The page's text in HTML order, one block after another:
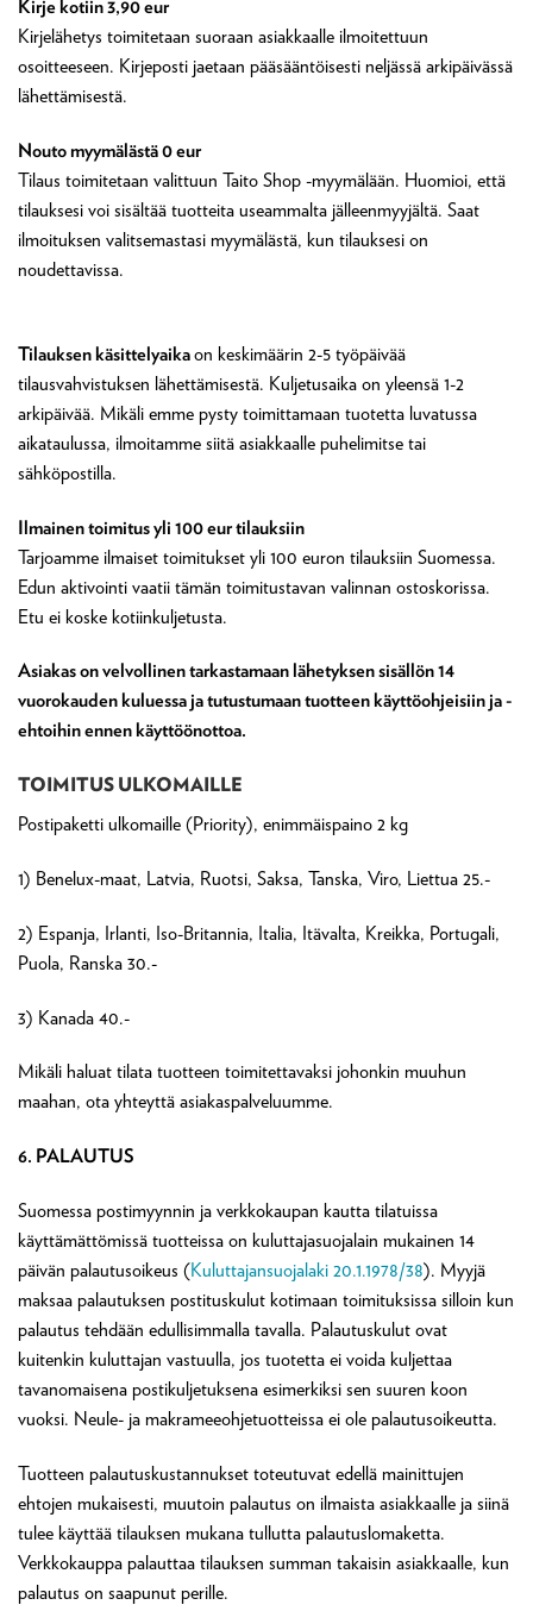
Kirje kotiin 3,90 eur
Kirjelähetys toimitetaan suoraan asiakkaalle ilmoitettuun
osoitteeseen. Kirjeposti jaetaan pääsääntöisesti neljässä arkipäivässä
lähettämisestä.
Nouto myymälästä 0 eur
Tilaus toimitetaan valittuun Taito Shop -myymälään. Huomioi, että
tilauksesi voi sisältää tuotteita useammalta jälleenmyyjältä. Saat
ilmoituksen valitsemastasi myymälästä, kun tilauksesi on
noudettavissa.
Tilauksen käsittelyaikaon keskimäärin 2-5 työpäivää
tilausvahvistuksen lähettämisestä. Kuljetusaika on yleensä 1-2
arkipäivää. Mikäli emme pysty toimittamaan tuotetta luvatussa
aikataulussa, ilmoitamme siitä asiakkaalle puhelimitse tai
sähköpostilla.
Ilmainen toimitus yli 100 eur tilauksiin
Tarjoamme ilmaiset toimitukset yli 100 euron tilauksiin Suomessa.
Edun aktivointi vaatii tämän toimitustavan valinnan ostoskorissa.
Etu ei koske kotiinkuljetusta.
Asiakas on velvollinen tarkastamaan lähetyksen sisällön 14
vuorokauden kuluessa ja tutustumaan tuotteen käyttöohjeisiin ja -
ehtoihin ennen käyttöönottoa.
TOIMITUS ULKOMAILLE
Postipaketti ulkomaille (Priority), enimmäispaino 2 kg
1) Benelux-maat, Latvia, Ruotsi, Saksa, Tanska, Viro, Liettua 25.-
2) Espanja, Irlanti, Iso-Britannia, Italia, Itävalta, Kreikka, Portugali,
Puola, Ranska 30.-
3) Kanada 40.-
Mikäli haluat tilata tuotteen toimitettavaksi johonkin muuhun
maahan, ota yhteyttä asiakaspalveluumme.
6. PALAUTUS
Suomessa postimyynnin ja verkkokaupan kautta tilatuissa
käyttämättömissä tuotteissa on kuluttajasuojalain mukainen 14
päivän palautusoikeus (Kuluttajansuojalaki 20.1.1978/38). Myyjä
maksaa palautuksen postituskulut kotimaan toimituksissa silloin kun
palautus tehdään edullisimmalla tavalla. Palautuskulut ovat
kuitenkin kuluttajan vastuulla, jos tuotetta ei voida kuljettaa
tavanomaisena postikuljetuksena esimerkiksi sen suuren koon
vuoksi. Neule- ja makrameeohjetuotteissa ei ole palautusoikeutta.
Tuotteen palautuskustannukset toteutuvat edellä mainittujen
ehtojen mukaisesti, muutoin palautus on ilmaista asiakkaalle ja siinä
tulee käyttää tilauksen mukana tullutta palautuslomaketta.
Verkkokauppa palauttaa tilauksen summan takaisin asiakkaalle, kun
palautus on saapunut perille.